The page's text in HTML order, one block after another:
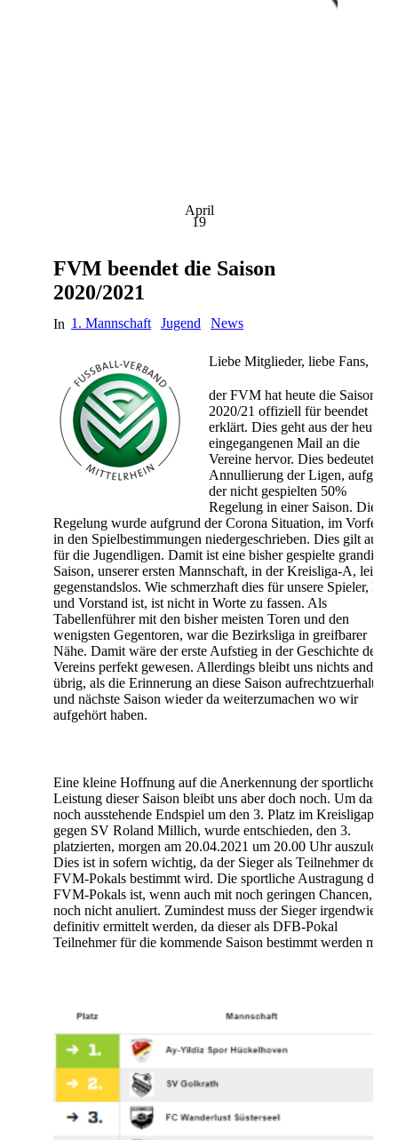
April
19
FVM beendet die Saison
2020/2021
In 1. Mannschaft Jugend News
Liebe Mitglieder, liebe Fans,
der FVM hat heute die Saison
2020/21 offiziell für beendet
erklärt. Dies geht aus der heute
eingegangenen Mail an die
Vereine hervor. Dies bedeutet die
Annullierung der Ligen, aufgrund
der nicht gespielten 50%
Regelung in einer Saison. Diese
Regelung wurde aufgrund der Corona Situation, im Vorfeld,
in den Spielbestimmungen niedergeschrieben. Dies gilt auch
für die Jugendligen. Damit ist eine bisher gespielte grandiose
Saison, unserer ersten Mannschaft, in der Kreisliga-A, leider
gegenstandslos. Wie schmerzhaft dies für unsere Spieler, Fans
und Vorstand ist, ist nicht in Worte zu fassen. Als
Tabellenführer mit den bisher meisten Toren und den
wenigsten Gegentoren, war die Bezirksliga in greifbarer
Nähe. Damit wäre der erste Aufstieg in der Geschichte des
Vereins perfekt gewesen. Allerdings bleibt uns nichts anderes
übrig, als die Erinnerung an diese Saison aufrechtzuerhalten
und nächste Saison wieder da weiterzumachen wo wir
aufgehört haben.
Eine kleine Hoffnung auf die Anerkennung der sportlichen
Leistung dieser Saison bleibt uns aber doch noch. Um das
noch ausstehende Endspiel um den 3. Platz im
gegen SV Roland Millich, wurde entschieden, den 3.
platzierten, morgen am 20.04.2021 um 20.00 Uhr
Dies ist in sofern wichtig, da der Sieger als Teilnehmer des
FVM-Pokals bestimmt wird. Die sportliche Austragung des
FVM-Pokals ist, wenn auch mit noch geringen Chancen,
noch nicht anuliert. Zumindest muss der Sieger irgendwie
definitiv ermittelt werden, da dieser als DFB-Pokal
Teilnehmer für die kommende Saison bestimmt werden muss.